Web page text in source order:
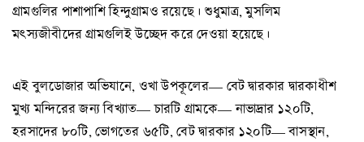
গ্রামগুলির পাশাপাশি হিন্দুগ্রামও রয়েছে। শুধুমাত্র, মুসলিম
মৎস্যজীবীদের গ্রামগুলিই উচ্ছেদ করে দেওয়া হয়েছে।
এই বুলডোজার অভিযানে, ওখা উপকূলের— বেট দ্বারকার দ্বারকাধীশ
মুখ্য মন্দিরের জন্য বিখ্যাত— চারটি গ্রামকে— নাভাদ্রার ১২০টি,
হরসাদের ৮০টি, ভোগতের ৬৫টি, বেট দ্বারকার ১২০টি— বাসস্থান,